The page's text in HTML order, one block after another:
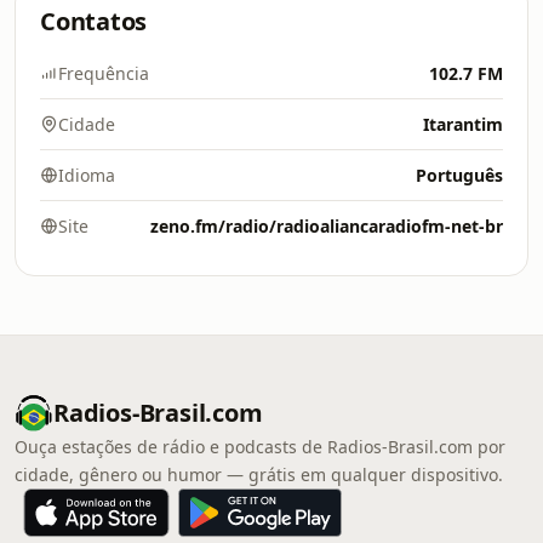
Contatos
Frequência 102.7 FM
Cidade Itarantim
Idioma Português
Site zeno.fm/radio/radioaliancaradiofm-net-br
Radios-Brasil.com
Ouça estações de rádio e podcasts de Radios-Brasil.com por
cidade, gênero ou humor — grátis em qualquer dispositivo.